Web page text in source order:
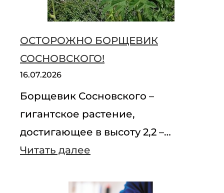
ОСТОРОЖНО БОРЩЕВИК
СОСНОВСКОГО!
16.07.2026
Борщевик Сосновского –
гигантское растение,
достигающее в высоту 2,2 –…
Читать далее
СОСНОВСКОГО!